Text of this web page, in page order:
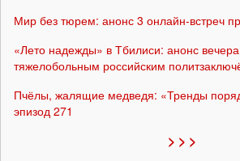
Мир без тюрем: анонс 3 онлайн-встреч
«Лето надежды» в Тбилиси: анонс
тяжелобольным российским
Пчёлы, жалящие медведя: «Тренды
эпизод 271
> > >